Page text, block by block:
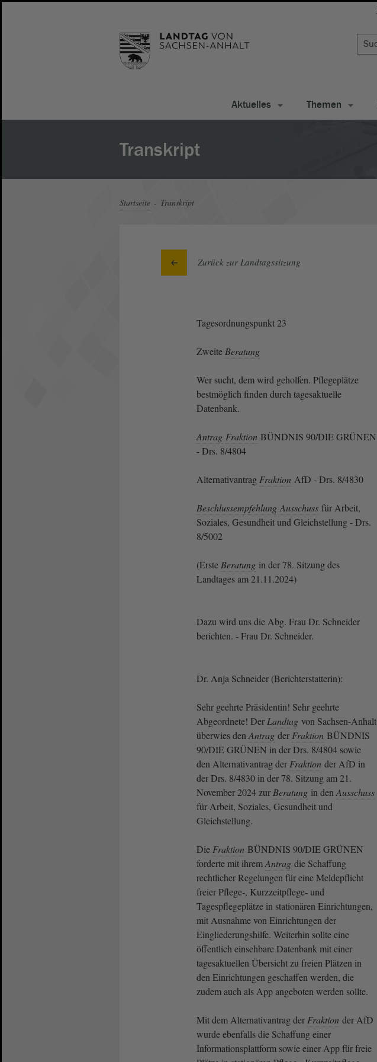
Aktuelles Themen
Transkript
Startseite Transkript
Zurück zur Landtagssitzung
Tagesordnungspunkt 23
Zweite Beratung
Wer sucht, dem wird geholfen. Pflegeplätze
bestmöglich finden durch tagesaktuelle
Datenbank.
Antrag Fraktion BÜNDNIS 90/DIE GRÜNEN
- Drs. 8/4804
Alternativantrag Fraktion AfD - Drs. 8/4830
Beschlussempfehlung Ausschuss für Arbeit,
Soziales, Gesundheit und Gleichstellung - Drs.
8/5002
(Erste Beratung in der 78. Sitzung des
Landtages am 21.11.2024)
Dazu wird uns die Abg. Frau Dr. Schneider
berichten. - Frau Dr. Schneider.
Dr. Anja Schneider (Berichterstatterin):
Sehr geehrte Präsidentin! Sehr geehrte
Abgeordnete! Der Landtag von Sachsen-Anhalt
überwies den Antrag der Fraktion BÜNDNIS
90/DIE GRÜNEN in der Drs. 8/4804 sowie
den Alternativantrag der Fraktion der AfD in
der Drs. 8/4830 in der 78. Sitzung am 21.
November 2024 zur Beratung in den Ausschuss
für Arbeit, Soziales, Gesundheit und
Gleichstellung.
Die Fraktion BÜNDNIS 90/DIE GRÜNEN
forderte mit ihremAntrag die Schaffung
rechtlicher Regelungen für eine Meldepflicht
freier Pflege-, Kurzzeitpflege- und
Tagespflegeplätze in stationären Einrichtungen,
mit Ausnahme von Einrichtungen der
Eingliederungshilfe. Weiterhin sollte eine
öffentlich einsehbare Datenbank mit einer
tagesaktuellen Übersicht zu freien Plätzen in
den Einrichtungen geschaffen werden, die
zudem auch als App angeboten werden sollte.
Mit dem Alternativantrag der Fraktion der AfD
wurde ebenfalls die Schaffung einer
Informationsplattform sowie einer App für freie